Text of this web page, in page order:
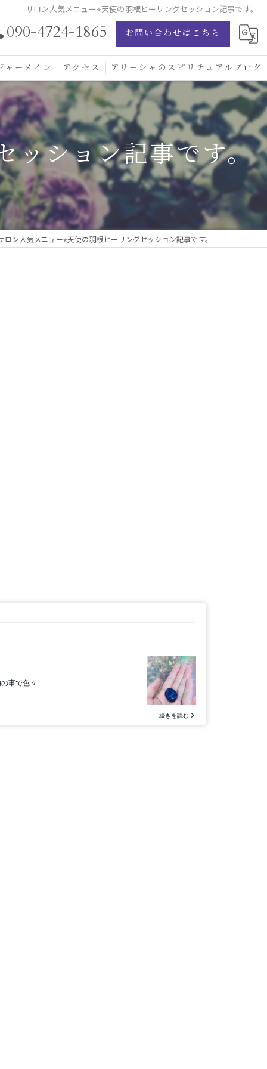
サロン人気メニュー⭐︎天使の羽根ヒーリングセッション記事です。
090-4724-1865 お問い合わせはこちら
ャーメイン
ャーメイン愛の学校
ャーメインブレッシングカード
ュエリー
アクセス アリーシャのスピリチュアルブログ
ッション記事です。
ロン人気メニュー⭐︎天使の羽根ヒーリングセッション記事です。